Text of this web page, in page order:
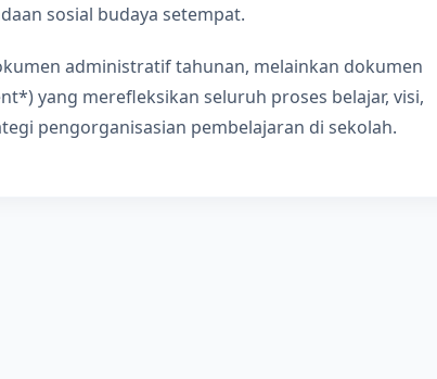
sosial budaya setempat.
administratif tahunan, melainkan dokumen
yang merefleksikan seluruh proses belajar, visi,
pengorganisasian pembelajaran di sekolah.